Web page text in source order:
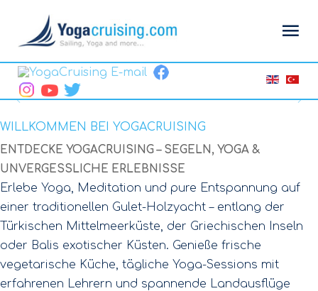
WILLKOMMEN BEI YOGACRUISING
ENTDECKE YOGACRUISING – SEGELN, YOGA &
UNVERGESSLICHE ERLEBNISSE
Erlebe Yoga, Meditation und pure Entspannung auf
einer traditionellen Gulet-Holzyacht – entlang der
Türkischen Mittelmeerküste, der Griechischen Inseln
oder Balis exotischer Küsten. Genieße frische
vegetarische Küche, tägliche Yoga-Sessions mit
erfahrenen Lehrern und spannende Landausflüge